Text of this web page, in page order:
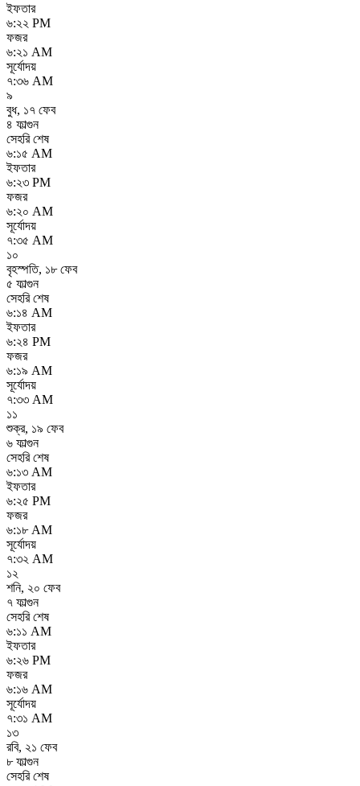
ইফতার
৬:২২ PM
ফজর
৬:২১ AM
সূর্যোদয়
৭:৩৬ AM
৯
বুধ, ১৭ ফেব
৪ ফাল্গুন
সেহরি শেষ
৬:১৫ AM
ইফতার
৬:২৩ PM
ফজর
৬:২০ AM
সূর্যোদয়
৭:৩৫ AM
১০
বৃহস্পতি, ১৮ ফেব
৫ ফাল্গুন
সেহরি শেষ
৬:১৪ AM
ইফতার
৬:২৪ PM
ফজর
৬:১৯ AM
সূর্যোদয়
৭:৩৩ AM
১১
শুক্র, ১৯ ফেব
৬ ফাল্গুন
সেহরি শেষ
৬:১৩ AM
ইফতার
৬:২৫ PM
ফজর
৬:১৮ AM
সূর্যোদয়
৭:৩২ AM
১২
শনি, ২০ ফেব
৭ ফাল্গুন
সেহরি শেষ
৬:১১ AM
ইফতার
৬:২৬ PM
ফজর
৬:১৬ AM
সূর্যোদয়
৭:৩১ AM
১৩
রবি, ২১ ফেব
৮ ফাল্গুন
সেহরি শেষ